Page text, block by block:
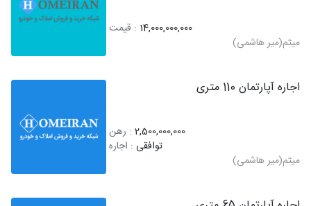
14,000,000,000 : قیمت
میثم(میر هاشمی)
اجاره آپارتمان 110 متری
2,500,000,000 : رهن
توافقی : اجاره
میثم(میر هاشمی)